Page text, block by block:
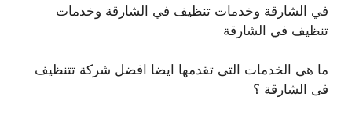
في الشارقة وخدمات تنظيف في الشارقة وخدمات
تنظيف في الشارقة
ما هى الخدمات التى تقدمها ايضا افضل شركة تتنظيف
فى الشارقة ؟